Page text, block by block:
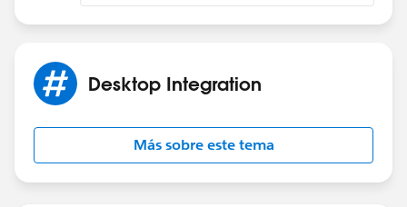
Desktop Integration
Más sobre este tema